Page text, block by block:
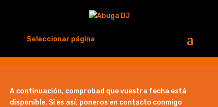
Seleccionar página
A continuación, comprobad que vuestra fecha está
disponible. Si es así, poneros en contacto conmigo